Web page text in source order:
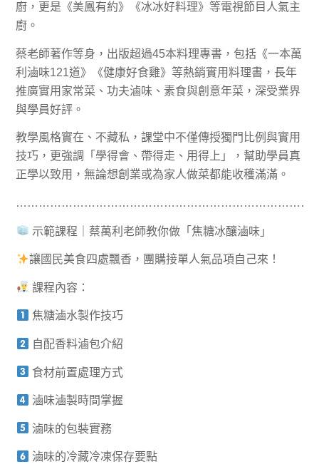
廚，更是《美鳳有約》《冰冰好料理》等電視節目人氣主
廚。
蔡老師著作等身，出版超過45本料理專書，包括《一本萬
利滷味121道》《健康好食雞》等熱銷實用料理書，長年
推廣實用家常菜、功夫滷味、素食與創意年菜，深受業界
與學員好評。
教學風格實在、不藏私，課堂中不僅傳授獨門比例與實用
技巧，更強調「學得會、帶得走、用得上」，幫助學員真
正學以致用，無論想創業或為家人做菜都能收穫滿滿。
示範課程｜蔡萬利老師教你做「焦糖冰釀滷味」
讓國民美食四處飄香，團購接單人氣品項自己來！
課程內容：
焦糖滷水製作技巧
自配香料滷包介紹
食材前置處理方式
滷味滷製時間掌握
滷味的包裝實務
滷味的冷藏冷凍保存要點